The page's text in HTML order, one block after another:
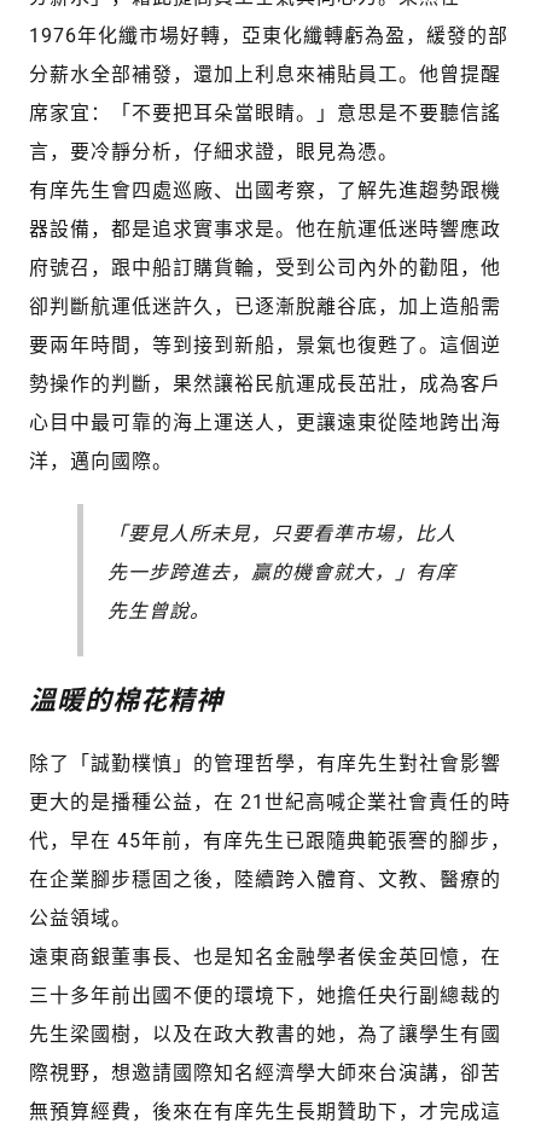
1976年化纖市場好轉，亞東化纖轉虧為盈，緩發的部
分薪水全部補發，還加上利息來補貼員工。他曾提醒
席家宜：「不要把耳朵當眼睛。」意思是不要聽信謠
言，要冷靜分析，仔細求證，眼見為憑。
有庠先生會四處巡廠、出國考察，了解先進趨勢跟機
器設備，都是追求實事求是。他在航運低迷時響應政
府號召，跟中船訂購貨輪，受到公司內外的勸阻，他
卻判斷航運低迷許久，已逐漸脫離谷底，加上造船需
要兩年時間，等到接到新船，景氣也復甦了。這個逆
勢操作的判斷，果然讓裕民航運成長茁壯，成為客戶
心目中最可靠的海上運送人，更讓遠東從陸地跨出海
洋，邁向國際。
「要見人所未見，只要看準市場，比人
先一步跨進去，贏的機會就大，」有庠
先生曾說。
溫暖的棉花精神
除了「誠勤樸慎」的管理哲學，有庠先生對社會影響
更大的是播種公益，在 21世紀高喊企業社會責任的時
代，早在 45年前，有庠先生已跟隨典範張謇的腳步，
在企業腳步穩固之後，陸續跨入體育、文教、醫療的
公益領域。
遠東商銀董事長、也是知名金融學者侯金英回憶，在
三十多年前出國不便的環境下，她擔任央行副總裁的
先生梁國樹，以及在政大教書的她，為了讓學生有國
際視野，想邀請國際知名經濟學大師來台演講，卻苦
無預算經費，後來在有庠先生長期贊助下，才完成這